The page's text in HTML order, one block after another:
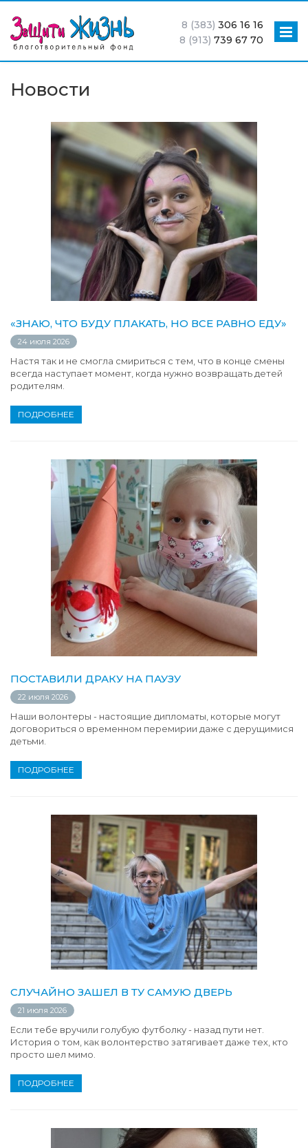
8 (383) 306 16 16
8 (913) 739 67 70
Новости
«ЗНАЮ, ЧТО БУДУ ПЛАКАТЬ, НО ВСЕ РАВНО ЕДУ»
24 июля 2026
Настя так и не смогла смириться с тем, что в конце смены
всегда наступает момент, когда нужно возвращать детей
родителям.
ПОДРОБНЕЕ
ПОСТАВИЛИ ДРАКУ НА ПАУЗУ
22 июля 2026
Наши волонтеры - настоящие дипломаты, которые могут
договориться о временном перемирии даже с дерущимися
детьми.
ПОДРОБНЕЕ
СЛУЧАЙНО ЗАШЕЛ В ТУ САМУЮ ДВЕРЬ
21 июля 2026
Если тебе вручили голубую футболку - назад пути нет.
История о том, как волонтерство затягивает даже тех, кто
просто шел мимо.
ПОДРОБНЕЕ